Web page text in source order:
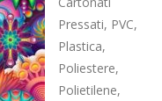
Pressati, PVC,
Plastica,
Poliestere,
Polietilene,